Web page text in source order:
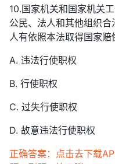
10.国家机关和国家机关
公民、法人和其他组织
人有依照本法取得国家赔
A. 违法行使职权
B. 行使职权
C. 过失行使职权
D. 故意违法行使职权
正确答案：点击去下载